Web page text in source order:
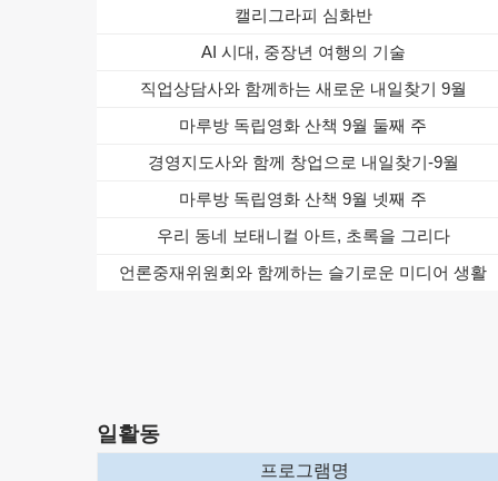
캘리그라피 심화반
AI 시대, 중장년 여행의 기술
직업상담사와 함께하는 새로운 내일찾기 9월
마루방 독립영화 산책 9월 둘째 주
경영지도사와 함께 창업으로 내일찾기-9월
마루방 독립영화 산책 9월 넷째 주
우리 동네 보태니컬 아트, 초록을 그리다
언론중재위원회와 함께하는 슬기로운 미디어 생활
일활동
프로그램명